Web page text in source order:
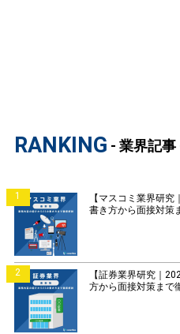
RANKING - 業界記事
1
【マスコミ業界研
書き方から面接対策
2
【証券業界研究｜
方から面接対策まで